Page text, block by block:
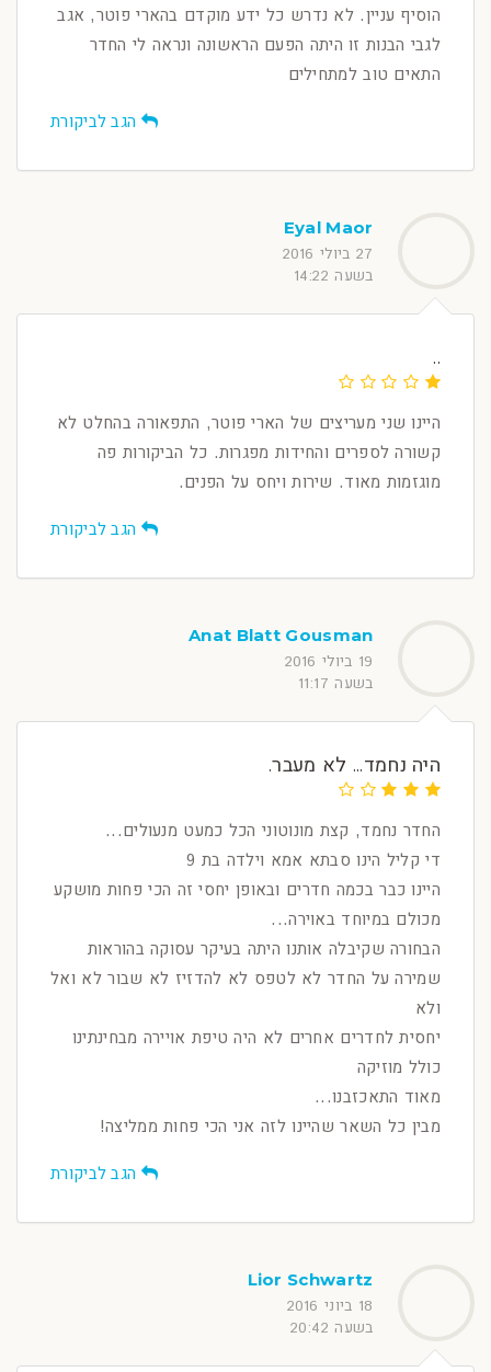
הוסיף עניין. לא נדרש כל ידע מוקדם בהארי פוטר, אגב
לגבי הבנות זו היתה הפעם הראשונה ונראה לי החדר
התאים טוב למתחילים
הגב לביקורת
Eyal Maor
27 ביולי 2016
בשעה 14:22
..
היינו שני מעריצים של הארי פוטר, התפאורה בהחלט לא
קשורה לספרים והחידות מפגרות. כל הביקורות פה
מוגזמות מאוד. שירות ויחס על הפנים.
הגב לביקורת
Anat Blatt Gousman
19 ביולי 2016
בשעה 11:17
היה נחמד... לא מעבר.
החדר נחמד, קצת מונוטוני הכל כמעט מנעולים...
די קליל הינו סבתא אמא וילדה בת 9
היינו כבר בכמה חדרים ובאופן יחסי זה הכי פחות מושקע
מכולם במיוחד באוירה...
הבחורה שקיבלה אותנו היתה בעיקר עסוקה בהוראות
שמירה על החדר לא לטפס לא להדזיז לא שבור לא ואל
ולא
יחסית לחדרים אחרים לא היה טיפת אויירה מבחינתינו
כולל מוזיקה
מאוד התאכזבנו...
מבין כל השאר שהיינו לזה אני הכי פחות ממליצה!
הגב לביקורת
Lior Schwartz
18 ביוני 2016
בשעה 20:42